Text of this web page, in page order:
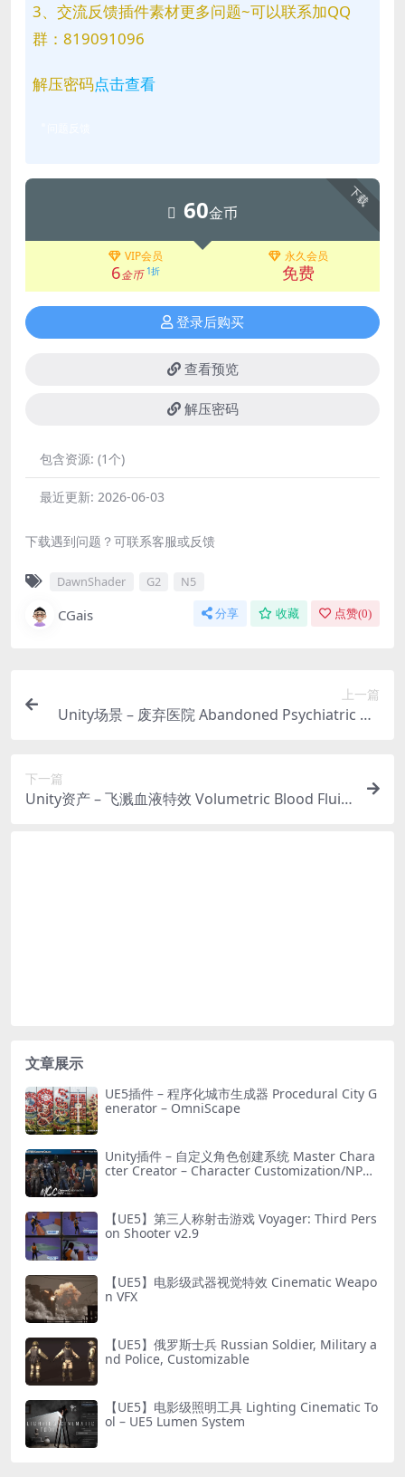
3、交流反馈插件素材更多问题~可以联系加QQ
群：819091096
解压密码点击查看
下载
60金币
VIP会员
6金币 1折
永久会员
免费
登录后购买
查看预览
解压密码
包含资源: (1个)
最近更新: 2026-06-03
下载遇到问题？可联系客服或反馈
DawnShader G2 N5
CGais 分享 收藏 点赞(0)
上一篇
Unity场景 – 废弃医院 Abandoned Psychiatric Ho
下一篇
Unity资产 – 飞溅血液特效 Volumetric Blood Fluid
文章展示
UE5插件 – 程序化城市生成器 Procedural City G
enerator – OmniScape
Unity插件 – 自定义角色创建系统 Master Chara
cter Creator – Character Customization/NPC
【UE5】第三人称射击游戏 Voyager: Third Pers
on Shooter v2.9
【UE5】电影级武器视觉特效 Cinematic Weapo
n VFX
【UE5】俄罗斯士兵 Russian Soldier, Military a
nd Police, Customizable
【UE5】电影级照明工具 Lighting Cinematic To
ol – UE5 Lumen System